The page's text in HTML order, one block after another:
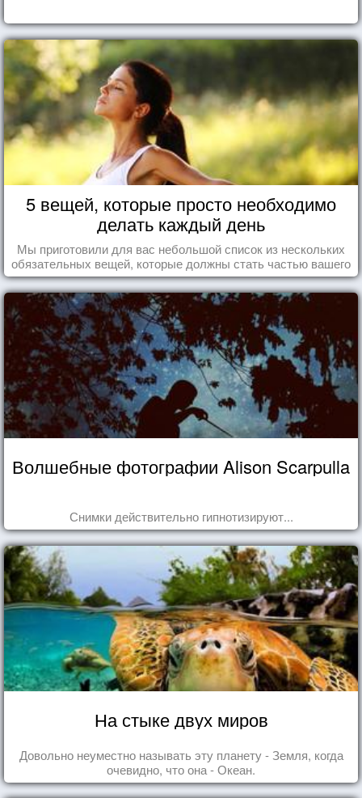
5 вещей, которые просто необходимо
делать каждый день
Мы приготовили для вас небольшой список из нескольких
обязательных вещей, которые должны стать частью вашего
дня.
Волшебные фотографии Alison Scarpulla
Снимки действительно гипнотизируют...
На стыке двух миров
Довольно неуместно называть эту планету - Земля, когда
очевидно, что она - Океан.